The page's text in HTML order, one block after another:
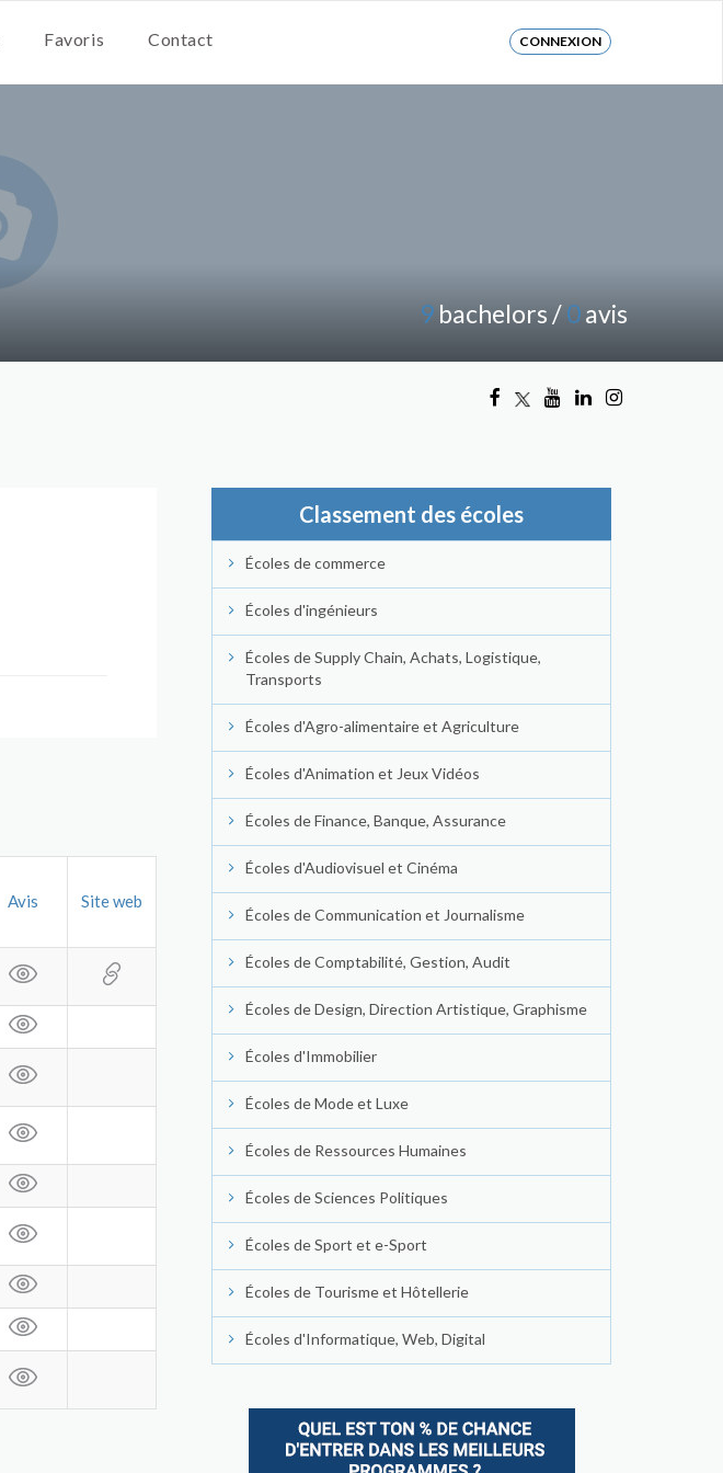
Favoris Contact CONNEXION
9 bachelors /0avis
Avis Site web
Classement des écoles
Écoles de commerce
Écoles d'ingénieurs
Écoles de Supply Chain, Achats, Logistique,
Transports
Écoles d'Agro-alimentaire et Agriculture
Écoles d'Animation et Jeux Vidéos
Écoles de Finance, Banque, Assurance
Écoles d'Audiovisuel et Cinéma
Écoles de Communication et Journalisme
Écoles de Comptabilité, Gestion, Audit
Écoles de Design, Direction Artistique, Graphisme
Écoles d'Immobilier
Écoles de Mode et Luxe
Écoles de Ressources Humaines
Écoles de Sciences Politiques
Écoles de Sport et e-Sport
Écoles de Tourisme et Hôtellerie
Écoles d'Informatique, Web, Digital